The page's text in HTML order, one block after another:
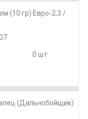
(10 гр) Евро-2,3 /
0 шт.
(Дальнобойщик)